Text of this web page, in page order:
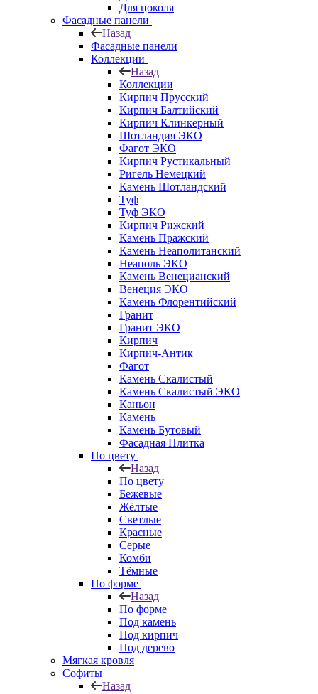
Для цоколя
Фасадные панели
Назад
Фасадные панели
Коллекции
Назад
Коллекции
Кирпич Прусский
Кирпич Балтийский
Кирпич Клинкерный
Шотландия ЭКО
Фагот ЭКО
Кирпич Рустикальный
Ригель Немецкий
Камень Шотландский
Туф
Туф ЭКО
Кирпич Рижский
Камень Пражский
Камень Неаполитанский
Неаполь ЭКО
Камень Венецианский
Венеция ЭКО
Камень Флорентийский
Гранит
Гранит ЭКО
Кирпич
Кирпич-Антик
Фагот
Камень Скалистый
Камень Скалистый ЭКО
Каньон
Камень
Камень Бутовый
Фасадная Плитка
По цвету
Назад
По цвету
Бежевые
Жёлтые
Светлые
Красные
Серые
Комби
Тёмные
По форме
Назад
По форме
Под камень
Под кирпич
Под дерево
Мягкая кровля
Софиты
Назад